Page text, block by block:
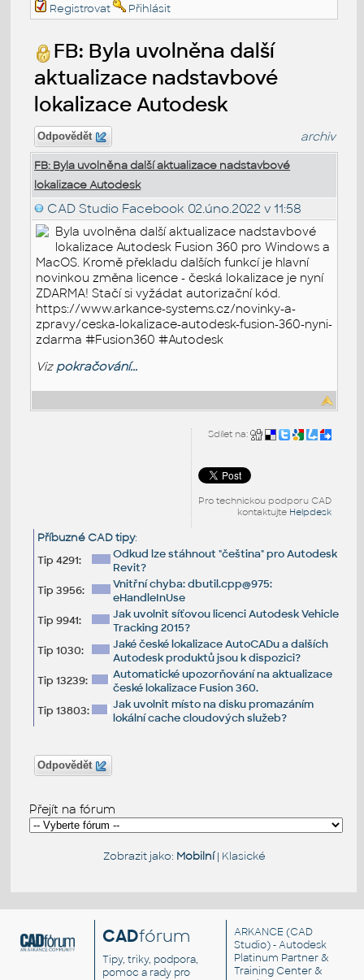
Registrovat
Přihlásit
FB: Byla uvolněna další
aktualizace nadstavbové
lokalizace Autodesk
Odpovědět archiv
FB: Byla uvolněna další aktualizace nadstavbové
lokalizace Autodesk
CAD Studio Facebook 02.úno.2022 v 11:58
Byla uvolněna další aktualizace nadstavbové
lokalizace Autodesk Fusion 360 pro Windows a
MacOS. Kromě překladu dalších funkcí je hlavní
novinkou změna licence - česká lokalizace je nyní
ZDARMA! Stačí si vyžádat autorizační kód.
https://www.arkance-systems.cz/novinky-a-
zpravy/ceska-lokalizace-autodesk-fusion-360-nyni-
zdarma #Fusion360 #Autodesk
Viz pokračování...
Sdílet na:
Pro technickou podporu CAD
kontaktujte Helpdesk
Příbuzné CAD tipy:
Tip 4291:
Odkud lze stáhnout "čeština" pro Autodesk
Revit?
Tip 3956:
Vnitřní chyba: dbutil.cpp@975:
eHandleInUse
Tip 9941:
Jak uvolnit síťovou licenci Autodesk Vehicle
Tracking 2015?
Tip 1030:
Jaké české lokalizace AutoCADu a dalších
Autodesk produktů jsou k dispozici?
Tip 13239:
Automatické upozorňování na aktualizace
české lokalizace Fusion 360.
Tip 13803:
Jak uvolnit místo na disku promazáním
lokální cache cloudových služeb?
Odpovědět
Přejít na fórum
Zobrazit jako: Mobilní| Klasické
CADfórum
Tipy, triky, podpora,
pomoc a rady pro
ARKANCE (CAD
Studio) - Autodesk
Platinum Partner &
Training Center &